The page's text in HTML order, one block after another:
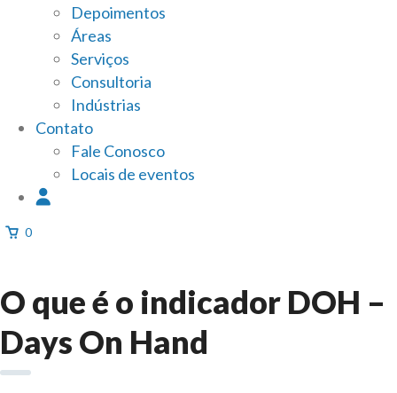
Depoimentos
Áreas
Serviços
Consultoria
Indústrias
Contato
Fale Conosco
Locais de eventos
0
O que é o indicador DOH –
Days On Hand